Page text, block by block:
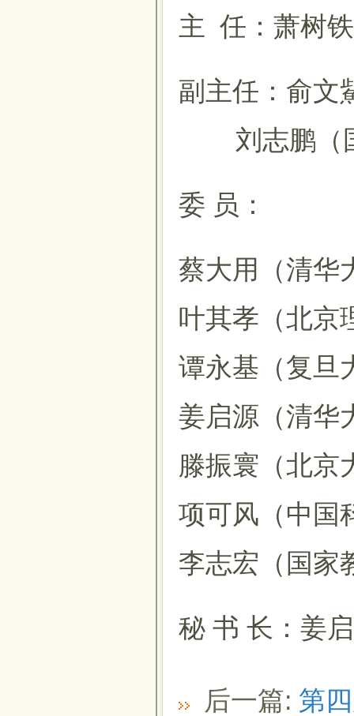
主 任：萧树
副主任：俞文
刘志鹏（国
委 员：
蔡大用（清华
叶其孝（北京
谭永基（复旦
姜启源（清华
滕振寰（北京
项可风（中国
李志宏（国家
秘 书 长：姜
后一篇: 第